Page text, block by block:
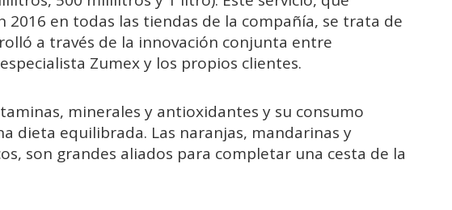
2016 en todas las tiendas de la compañía, se trata de
a través de la innovación conjunta entre
Zumex y los propios clientes.
minerales y antioxidantes y su consumo
dieta equilibrada. Las naranjas, mandarinas y
son grandes aliados para completar una cesta de la